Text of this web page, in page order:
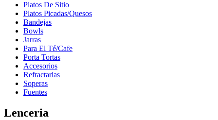
Platos De Sitio
Platos Picadas/Quesos
Bandejas
Bowls
Jarras
Para El Té/Cafe
Porta Tortas
Accesorios
Refractarias
Soperas
Fuentes
Lenceria